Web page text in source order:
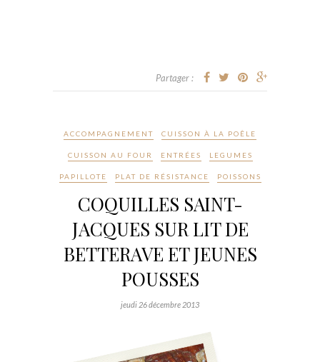
Partager :
ACCOMPAGNEMENT CUISSON À LA POÊLE
CUISSON AU FOUR ENTRÉES LEGUMES
PAPILLOTE PLAT DE RÉSISTANCE POISSONS
COQUILLES SAINT-
JACQUES SUR LIT DE
BETTERAVE ET JEUNES
POUSSES
jeudi 26 décembre 2013